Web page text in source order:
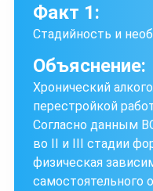
Факт 1:
Стадийность и
Объяснение:
Хронический
перестройкой
Согласно данным
во II и III стадии
физическая
самостоятельного